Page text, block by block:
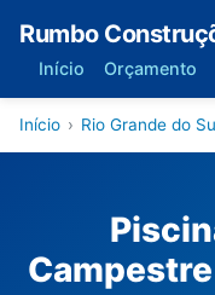
Rumbo
Início Orçamento
Início › Rio Grande do